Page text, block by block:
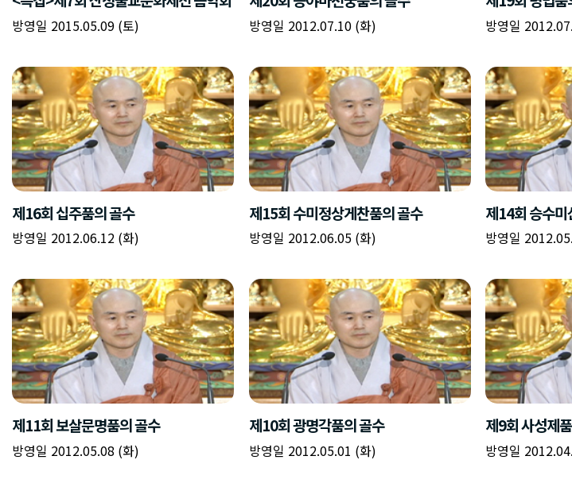
갈
피
입
력
이름
시간
간
반
복
입
력
이름
시작시간
종료시간
레
이
리
스
트
추
가
이름
주소
이미지
설명
닫기